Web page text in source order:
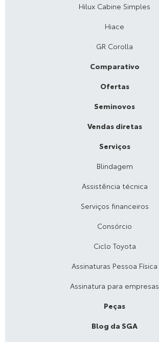
Hilux Cabine Simples
Hiace
GR Corolla
Comparativo
Ofertas
Seminovos
Vendas diretas
Serviços
Blindagem
Assistência técnica
Serviços financeiros
Consórcio
Ciclo Toyota
Assinaturas Pessoa Física
Assinatura para empresas
Peças
Blog da SGA